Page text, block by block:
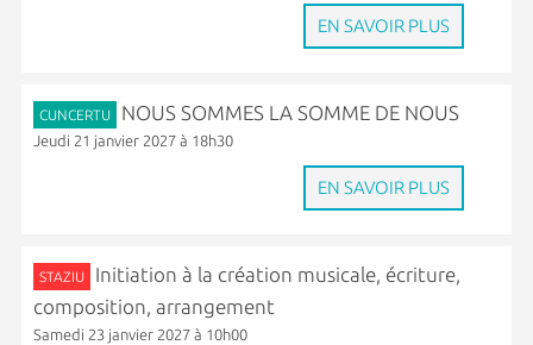
EN SAVOIR PLUS
CUNCERTU NOUS SOMMES LA SOMME DE NOUS
Jeudi 21 janvier 2027 à 18h30
EN SAVOIR PLUS
STAZIU
Initiation à la création musicale, écriture,
composition, arrangement
Samedi 23 janvier 2027 à 10h00